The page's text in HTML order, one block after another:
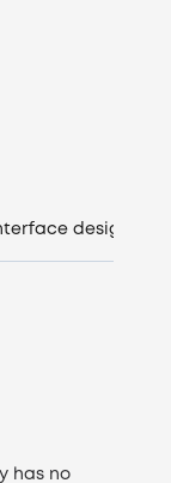
design
has no